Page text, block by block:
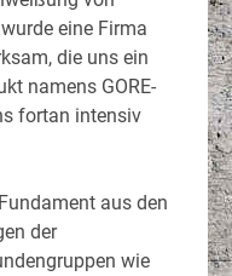
eine Firma
die uns ein
namens GORE-
fortan intensiv
aus den
der
wie